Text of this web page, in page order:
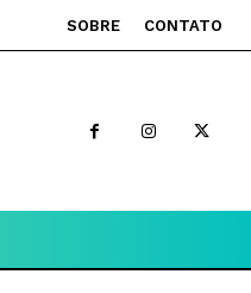
SOBRE CONTATO